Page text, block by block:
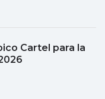
Cartel para la